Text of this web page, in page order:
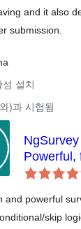
and it also
submission.
성 설치
)과 시험됨
Powerful,
self-
and powerful
skip